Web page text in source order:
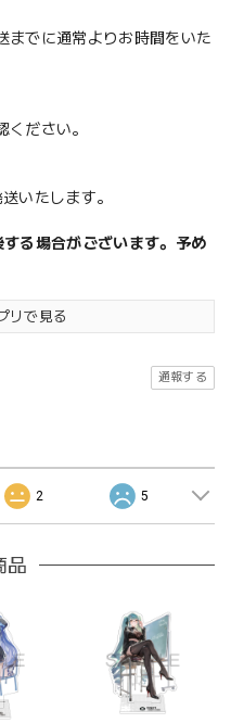
でに通常よりお時間をいた
ください。
いたします。
る場合がございます。予め
リで見る
通報する
2 5
品